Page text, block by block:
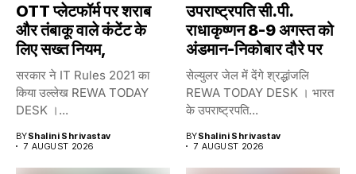
OTT प्लेटफॉर्म पर शराब
और तंबाकू वाले कंटेंट के
लिए सख्त नियम,
सरकार ने IT Rules 2021 का
किया उल्लेख REWA TODAY
DESK ।...
BYShalini Shrivastav
7 AUGUST 2026
उपराष्ट्रपति सी.पी.
राधाकृष्णन 8-9 अगस्त को
अंडमान-निकोबार दौरे पर
सेल्युलर जेल में देंगे श्रद्धांजलि
REWA TODAY DESK । भारत
के उपराष्ट्रपति...
BYShalini Shrivastav
7 AUGUST 2026